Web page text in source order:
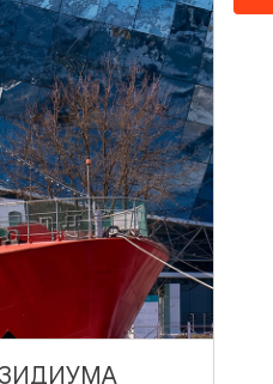
Золотой
след
18:00
ОТ3500₽